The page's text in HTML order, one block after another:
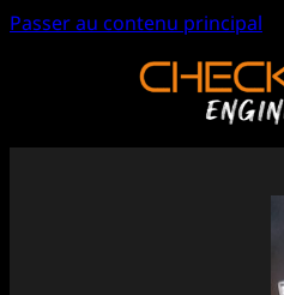
Passer au contenu principal